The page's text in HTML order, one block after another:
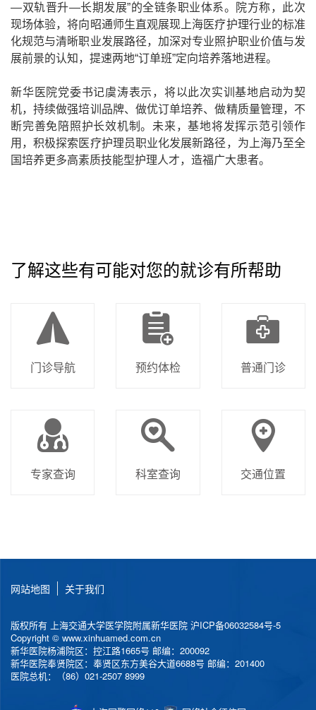
—双轨晋升—长期发展”的全链条职业体系。院方称，此次
现场体验，将向昭通师生直观展现上海医疗护理行业的标准
化规范与清晰职业发展路径，加深对专业照护职业价值与发
展前景的认知，提速两地“订单班”定向培养落地进程。
新华医院党委书记虞涛表示，将以此次实训基地启动为契
机，持续做强培训品牌、做优订单培养、做精质量管理，不
断完善免陪照护长效机制。未来，基地将发挥示范引领作
用，积极探索医疗护理员职业化发展新路径，为上海乃至全
国培养更多高素质技能型护理人才，造福广大患者。
了解这些有可能对您的就诊有所帮助
门诊导航 预约体检 普通门诊
专家查询 科室查询 交通位置
网站地图 关于我们
版权所有 上海交通大学医学院附属新华医院 沪ICP备06032584号-5
Copyright © www.xinhuamed.com.cn
新华医院杨浦院区：控江路1665号 邮编：200092
新华医院奉贤院区：奉贤区东方美谷大道6688号 邮编：201400
医院总机：（86）021-2507 8999